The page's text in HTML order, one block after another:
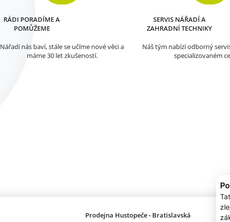
RÁDI PORADÍME A
POMŮŽEME
Nářadí nás baví, stále se učíme nové věci a
máme 30 let zkušeností.
SERVIS NÁŘADÍ A
ZAHRADNÍ TECHNIKY
Náš tým nabízí odborný
specializovaném
Prodejna Hustopeče - Bratislavská